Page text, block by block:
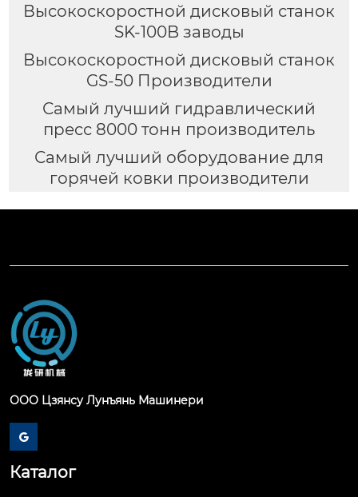
Высокоскоростной дисковый станок
SK-100B заводы
Высокоскоростной дисковый станок
GS-50 Производители
Самый лучший гидравлический
пресс 8000 тонн производитель
Самый лучший оборудование для
горячей ковки производители
ООО Цзянсу Лунъянь Машинери

Каталог